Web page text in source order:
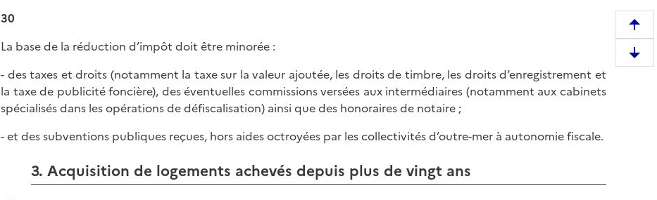
30
La base de la réduction d’impôt doit être minorée :
- des taxes et droits (notamment la taxe sur la valeur ajoutée, les droits de timbre, les droits d’enregistrement et
la taxe de publicité foncière), des éventuelles commissions versées aux intermédiaires (notamment aux cabinets
spécialisés dans les opérations de défiscalisation) ainsi que des honoraires de notaire ;
- et des subventions publiques reçues, hors aides octroyées par les collectivités d’outre-mer à autonomie fiscale.
3. Acquisition de logements achevés depuis plus de vingt ans
e
m
D